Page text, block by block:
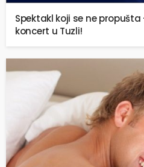
Spektakl koji se ne
koncert u Tuzli!